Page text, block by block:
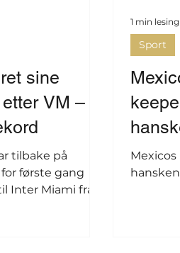
sine
VM –
tilbake på
første gang
Inter Miami fra
Mexicos
Sport
1 min lesing